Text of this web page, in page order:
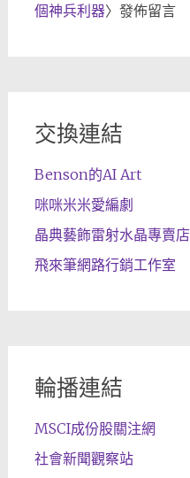
個神兵利器〉發佈留言
交換連結
Benson的AI Art
咪咪米米愛編劇
晶典藝飾雷射水晶專賣店
飛來筆網路行銷工作室
輪播連結
MSCI成份股關注網
社會新聞觀察站